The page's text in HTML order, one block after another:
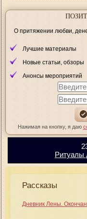
О притяжении любви,
Лучшие материалы
Новые статьи, обзоры
Анонсы мероприятий
Нажимая на кнопку, я даю
Рассказы
Дневник Лены.